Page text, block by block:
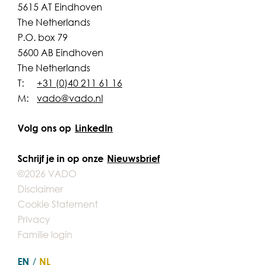
5615 AT Eindhoven
The Netherlands
P.O. box 79
5600 AB Eindhoven
The Netherlands
T: +31 (0)40 211 61 16
M: vado@vado.nl
Volg ons op LinkedIn
Schrijf je in op onze Nieuwsbrief
©2026 VADO
Disclaimer
Cookie Statement
Privacy
Familie login
EN NL